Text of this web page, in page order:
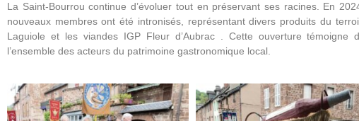
La Saint-Bourrou continue d’évoluer tout en préservant ses racines. En
nouveaux membres ont été intronisés, représentant divers produits du
Laguiole et les viandes IGP Fleur d’Aubrac. Cette ouverture témoigne
l’ensemble des acteurs du patrimoine gastronomique local.